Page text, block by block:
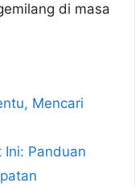
di masa
Mencari
Ini: Panduan